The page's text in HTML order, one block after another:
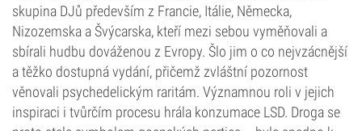
skupina DJů především z Francie, Itálie, Německa,
Nizozemska a Švýcarska, kteří mezi sebou vyměňovali a
sbírali hudbu dováženou z Evropy. Šlo jim o co nejvzácnější
a těžko dostupná vydání, přičemž zvláštní pozornost
věnovali psychedelickým raritám. Významnou roli v jejich
inspiraci i tvůrčím procesu hrála konzumace LSD. Droga se